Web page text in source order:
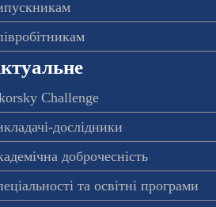
Challenge
дослідники
доброчесність
та освітні програми